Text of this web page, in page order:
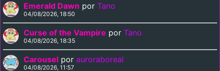
Emerald Dawn por Tano
04/08/2026, 18:50
Curse of the Vampire por Tano
04/08/2026, 18:35
Carousel por auroraboreal
04/08/2026, 11:57